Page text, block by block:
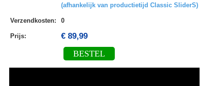
(afhankelijk van productietijd Classic SliderS)
Verzendkosten: 0
Prijs: € 89,99
BESTEL